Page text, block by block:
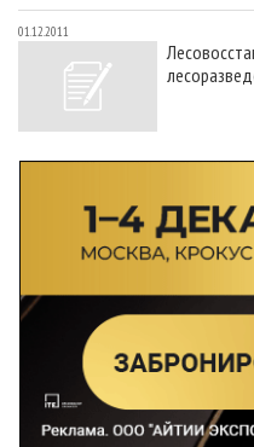
01.12.2011